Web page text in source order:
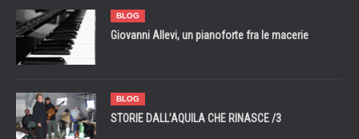
BLOG
Giovanni Allevi, un pianoforte fra le macerie
BLOG
STORIE DALL’AQUILA CHE RINASCE /3